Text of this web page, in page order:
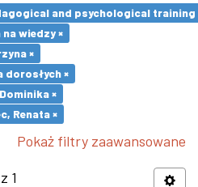
and psychological
wiedzy ×
×
dorosłych ×
×
Renata ×
Pokaż filtry zaawansowane
1